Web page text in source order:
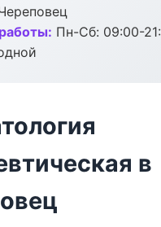
Пн-Сб: 09:00-
в